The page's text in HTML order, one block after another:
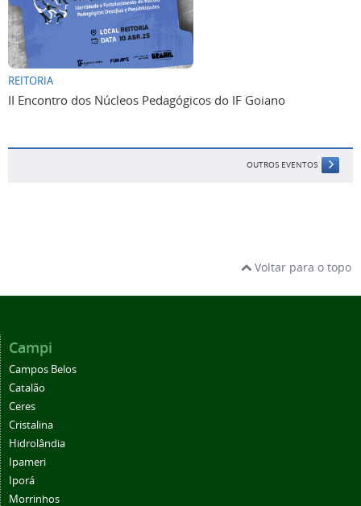
REITORIA
II Encontro dos Núcleos Pedagógicos do IF Goiano
OUTROS EVENTOS
Voltar para o topo
Campi
Campos Belos
Catalão
Ceres
Cristalina
Hidrolândia
Ipameri
Iporá
Morrinhos